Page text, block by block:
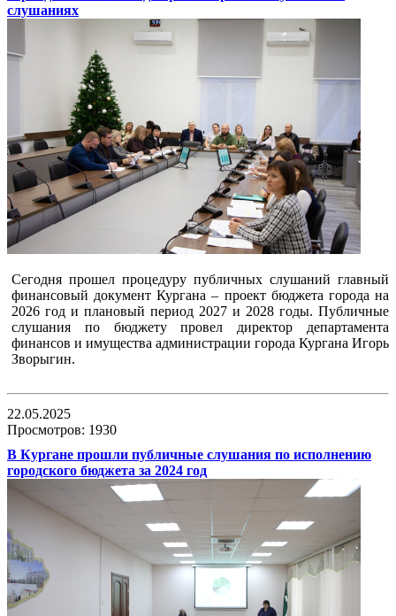
слушаниях
Сегодня прошел процедуру публичных слушаний главный
финансовый документ Кургана – проект бюджета города на
2026 год и плановый период 2027 и 2028 годы. Публичные
слушания по бюджету провел директор департамента
финансов и имущества администрации города Кургана Игорь
Зворыгин.
22.05.2025
Просмотров: 1930
В Кургане прошли публичные слушания по исполнению
городского бюджета за 2024 год